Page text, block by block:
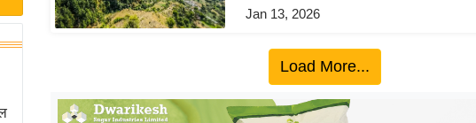
Jan 13, 2026
Load More...